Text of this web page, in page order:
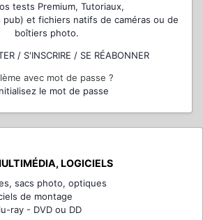
tests Premium, Tutoriaux,
pub) et fichiers natifs de caméras ou de
boîtiers photo.
/ S'INSCRIRE / SE RÉABONNER
avec mot de passe ?
le mot de passe
LOGICIELS
sacs photo, optiques
de montage
ray - DVD ou DD